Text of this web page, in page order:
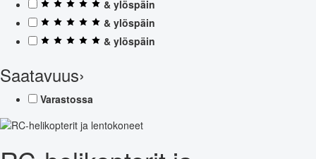
& ylöspäin
& ylöspäin
& ylöspäin
Saatavuus›
Varastossa